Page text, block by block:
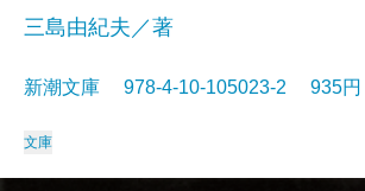
三島由紀夫／著
新潮文庫 978-4-10-105023-2 935
文庫